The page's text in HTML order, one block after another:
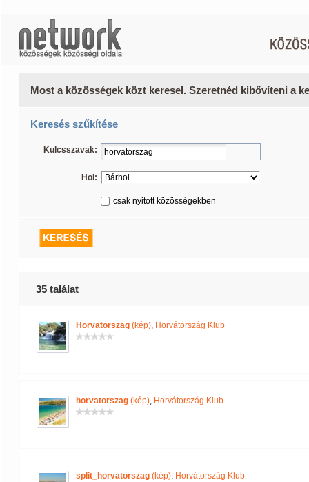
Most a közösségek közt keresel. Szeretnéd kibővíteni a
Keresés szűkítése
Kulcsszavak:
Hol:
csak nyitott közösségekben
35 találat
Horvatorszag (kép), Horvátország Klub
horvatorszag (kép), Horvátország Klub
split_horvatorszag (kép), Horvátország Klub